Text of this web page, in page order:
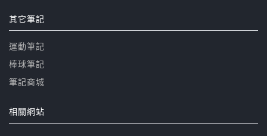
其它筆記
運動筆記
棒球筆記
筆記商城
相關網站